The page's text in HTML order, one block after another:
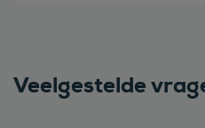
Veelgestelde